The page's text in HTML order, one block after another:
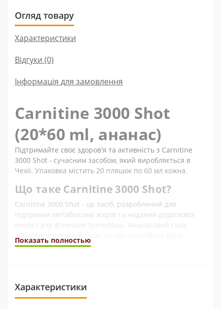
Огляд товару
Характеристики
Відгуки (0)
Інформація для замовлення
Carnitine 3000 Shot
(20*60 ml, ананас)
Підтримайте своє здоров'я та активність з Carnitine
3000 Shot - сучасним засобом, який виробляється в
Чехії. Упаковка містить 20 пляшок по 60 мл кожна.
Що таке Carnitine 3000 Shot?
Carnitine 3000 Shot - це засіб, розроблений для
підтримки метаболізму жирів та надання додаткової
енергії для фізичних тренувань. Ананасовий смак
зручним для вживання.
Підтримка метаболізму жирів;
Надання додаткової енергії для тренувань;
Показать полностью
Характеристики